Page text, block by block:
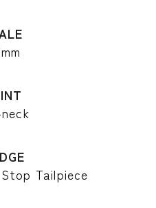
Tailpiece